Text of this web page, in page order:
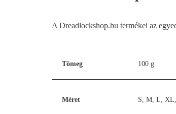
A Dreadlockshop.hu termékei az
Tömeg 100 g
Méret S, M, L,